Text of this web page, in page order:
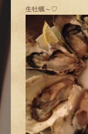
生牡蠣～♡